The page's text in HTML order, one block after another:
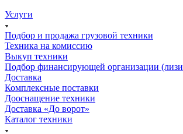
Услуги
Подбор и продажа грузовой техники
Техника на комиссию
Выкуп техники
Подбор финансирующей организации
Доставка
Комплексные поставки
Дооснащение техники
Доставка «До ворот»
Каталог техники